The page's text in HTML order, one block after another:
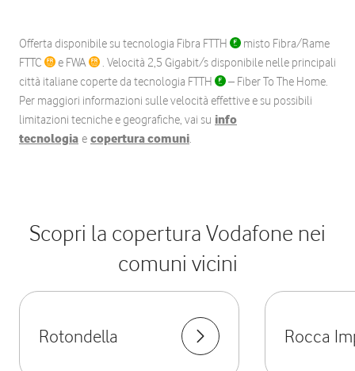
Offerta disponibile su tecnologia Fibra FTTH
misto Fibra/Rame
FTTC
e FWA
. Velocità 2,5 Gigabit/s disponibile nelle principali
città italiane coperte da tecnologia FTTH
– Fiber To The Home.
Per maggiori informazioni sulle velocità effettive e su possibili
limitazioni tecniche e geografiche, vai su info
tecnologia e copertura comuni.
Scopri la copertura Vodafone nei
comuni vicini
Rotondella Rocca